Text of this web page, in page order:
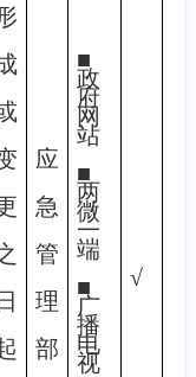
日
应
急
管
理
部
■
政
府
网
站
■
两
微
一
端
■
广
播
电
视
√